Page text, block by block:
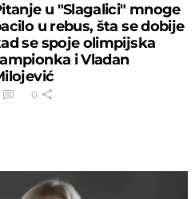
u "Slagalici" mnoge
u rebus, šta se dobije
se spoje olimpijska
i Vladan
0